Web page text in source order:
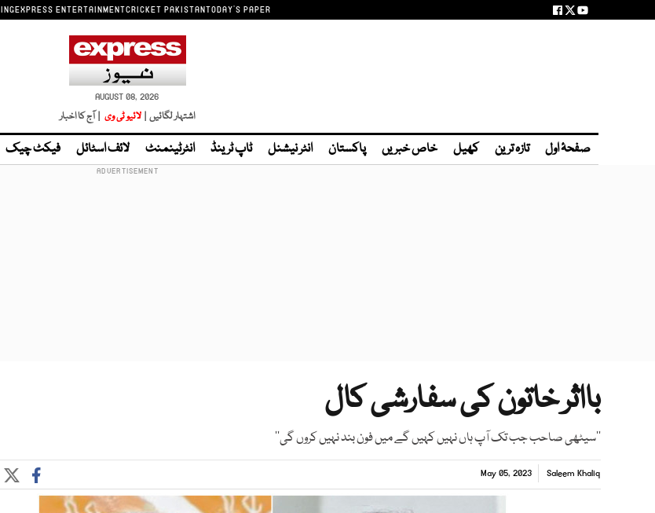
EXPRESS ENTERTAINMENTCRICKET PAKISTANTODAY'S PAPER
AUGUST 08, 2026
اشتہار لگائیں | لائیو ٹی وی | آج کا اخبار
صفحۂ اول تازہ ترین کھیل خاص خبریں پاکستان انٹر نیشنل ٹاپ ٹرینڈ انٹرٹینمنٹ لائف اسٹائل فیکٹ چیک
بااثر خاتون کی سفارشی کال
’’سیٹھی صاحب جب تک آپ ہاں نہیں کہیں گے میں فون بند نہیں کروں گی‘‘
Saleem Khaliq
May 05, 2023